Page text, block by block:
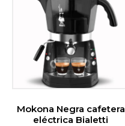
Mokona Negra cafetera
eléctrica Bialetti